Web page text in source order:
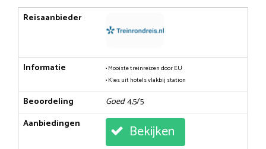
Reisaanbieder
Informatie
• Mooiste treinreizen door EU
• Kies uit hotels vlakbij station
Beoordeling Goed: 4,5/5
Aanbiedingen
Bekijken